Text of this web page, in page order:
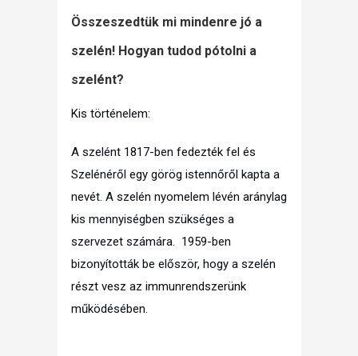
Összeszedtük mi mindenre jó a
szelén! Hogyan tudod pótolni a
szelént?
Kis történelem:
A szelént 1817-ben fedezték fel és
Szelénéről egy görög istennőről kapta a
nevét. A szelén nyomelem lévén aránylag
kis mennyiségben szükséges a
szervezet számára. 1959-ben
bizonyították be először, hogy a szelén
részt vesz az immunrendszerünk
működésében.